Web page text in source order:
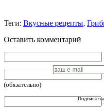
Теги: Вкусные рецепты,
Оставить комментарий
(обязательно)